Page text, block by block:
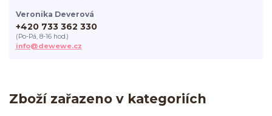
Zboží zařazeno v kategoriích
Veronika Deverová
+420 733 362 330
(Po-Pá, 8-16 hod.)
info@dewewe.cz